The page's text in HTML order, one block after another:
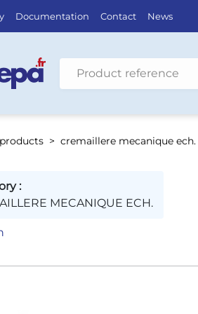
Documentation Contact News
products cremaillere mecanique ech.
:
MECANIQUE ECH.